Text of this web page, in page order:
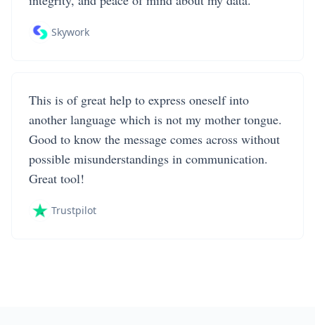
Skywork
This is of great help to express oneself into
another language which is not my mother tongue.
Good to know the message comes across without
possible misunderstandings in communication.
Great tool!
Trustpilot